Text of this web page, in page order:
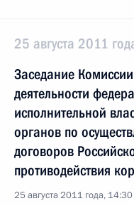
25 августа 2011
Заседание
деятельности
исполнительной
органов по
договоров
противодействия
25 августа 2011 года, 14:30